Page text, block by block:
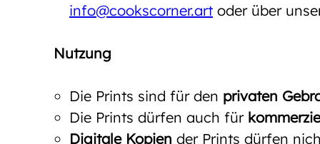
info@cookscorner.art oder über
Nutzung
Die Prints sind für den privaten
Die Prints dürfen auch für
Digitale Kopien der Prints dürfen